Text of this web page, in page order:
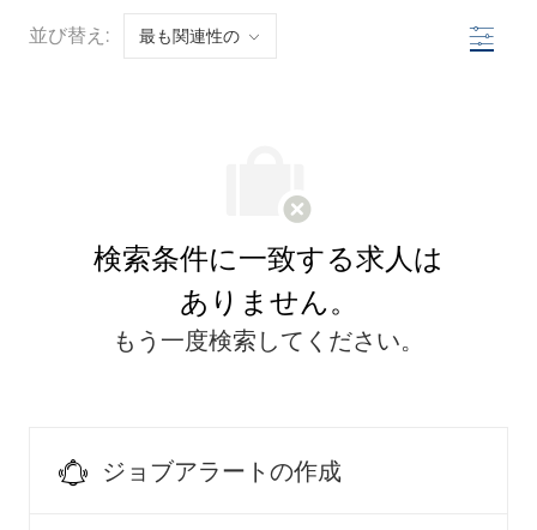
並び替え: フィル
検索条件に一致する求人は
ありません。
もう一度検索してください。
ジョブアラートの作成